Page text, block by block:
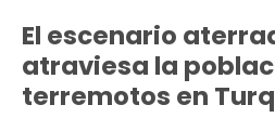
El escenario
atraviesa la
terremotos en